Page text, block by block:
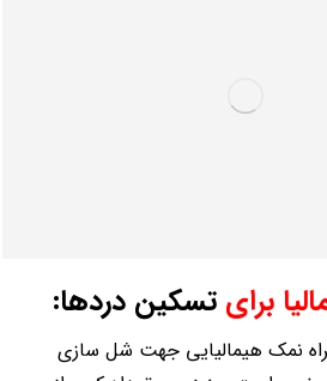
برایتسکین دردها:
نمک هیمالیایی جهت شل سازی